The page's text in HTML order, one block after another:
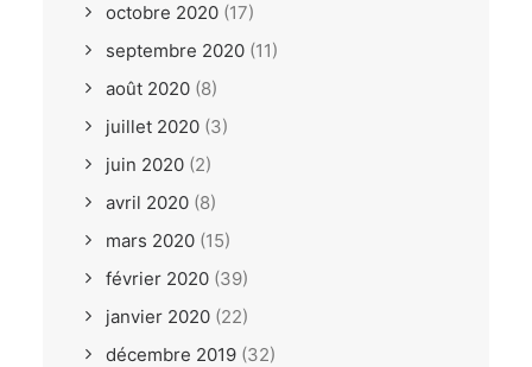
octobre 2020 (17)
septembre 2020 (11)
août 2020 (8)
juillet 2020 (3)
juin 2020 (2)
avril 2020 (8)
mars 2020 (15)
février 2020 (39)
janvier 2020 (22)
décembre 2019 (32)